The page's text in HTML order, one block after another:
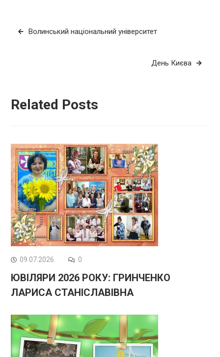
Навігація
Волинський національний університет
День Києва
Related Posts
09.07.2026 0
ЮВІЛЯРИ 2026 РОКУ: ГРИНЧЕНКО
ЛАРИСА СТАНІСЛАВІВНА